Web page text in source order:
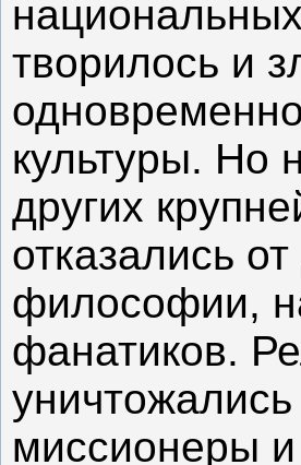
творилось и
культуры. Но
других
отказались
философии,
фанатиков.
миссионеры